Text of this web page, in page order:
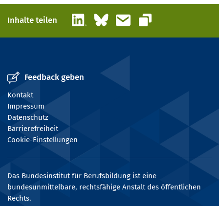
Inhalte teilen LinkedInBlueskyE-Mail
Link kopieren
Feedback geben
Kontakt
Impressum
Datenschutz
Barrierefreiheit
Cookie-Einstellungen
Das Bundesinstitut für Berufsbildung ist eine
bundesunmittelbare, rechtsfähige Anstalt des öffentlichen
Rechts.